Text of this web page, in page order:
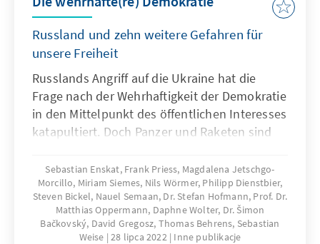
begann, es zu tun.
Russland und zehn weitere Gefahren für
unsere Freiheit
Russlands Angriff auf die Ukraine hat die
Frage nach der Wehrhaftigkeit der Demokratie
in den Mittelpunkt des öffentlichen Interesses
katapultiert. Doch Panzer und Raketen sind
Gesellschaft. Dieser Essayband widmet sich
daher neben der sicherheitspolitischen
Bedrohungslage in Europa noch einer Reihe
weiterer Gefahren für unsere Demokratie.
Sebastian Enskat, Frank Priess, Magdalena Jetschgo-
Morcillo, Miriam Siemes, Nils Wörmer, Philipp Dienstbier,
Steven Bickel, Nauel Semaan, Dr. Stefan Hofmann, Prof. Dr.
Matthias Oppermann, Daphne Wolter, Dr. Šimon
Bačkovský, David Gregosz, Thomas Behrens, Sebastian
Weise 28 lipca 2022 Inne publikacje